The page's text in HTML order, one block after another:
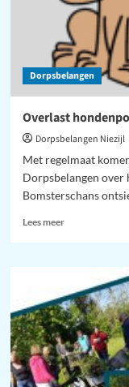
Dorpsbelangen
Overlast
Dorpsbelangen Niezijl
Met regelmaat
Dorpsbelangen
Bomsterschans
Lees meerLees
hondenpoep